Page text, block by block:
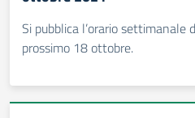
Si pubblica l’orario settimanale
prossimo 18 ottobre.